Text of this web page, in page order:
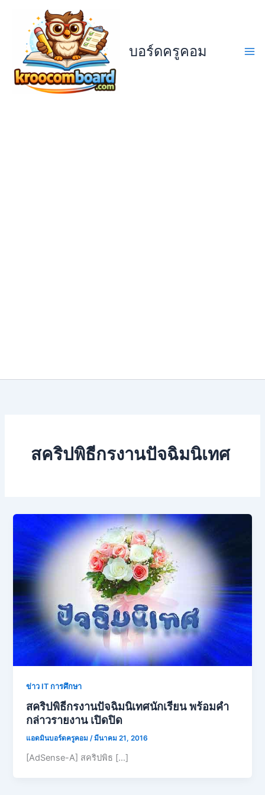
content
บอร์ดครูคอม
สคริปพิธีกรงานปัจฉิมนิเทศ
ข่าว IT การศึกษา
สคริปพิธีกรงานปัจฉิมนิเทศนักเรียน พร้อมคำ
กล่าวรายงาน เปิดปิด
แอดมินบอร์ดครูคอม/มีนาคม 21, 2016
[AdSense-A] สคริปพิธ […]